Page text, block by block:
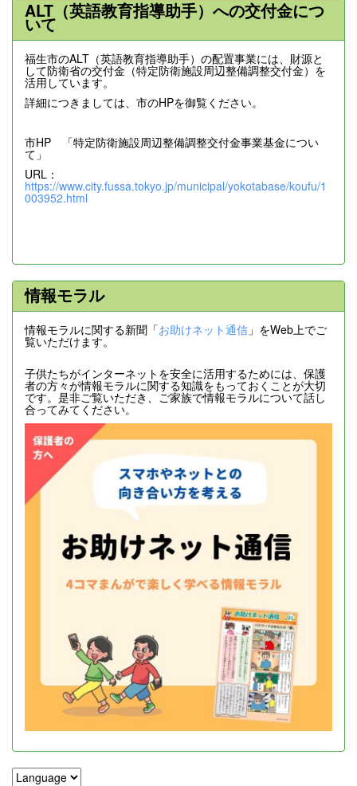
ALT（英語教育指導助手）への交付金につ
いて
福生市のALT（英語教育指導助手）の配置事業には、財源と
して防衛省の交付金（特定防衛施設周辺整備調整交付金）を
活用しています。
詳細につきましては、市のHPを御覧ください。
市HP 「特定防衛施設周辺整備調整交付金事業基金につい
て」
URL：
https://www.city.fussa.tokyo.jp/municipal/yokotabase/koufu/1
003952.html
情報モラル
情報モラルに関する新聞「お助けネット通信 」をWeb上でご
覧いただけます。
子供たちがインターネットを安全に活用するためには、保護
者の方々が情報モラルに関する知識をもっておくことが大切
です。是非ご覧いただき、ご家族で情報モラルについて話し
合ってみてください。